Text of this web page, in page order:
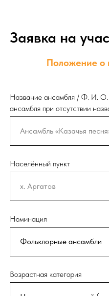
Заявка на
Положение о
Название ансамбля / Ф. И. О.
ансамбля при отсутствии
Населённый пункт
Номинация
Возрастная категория